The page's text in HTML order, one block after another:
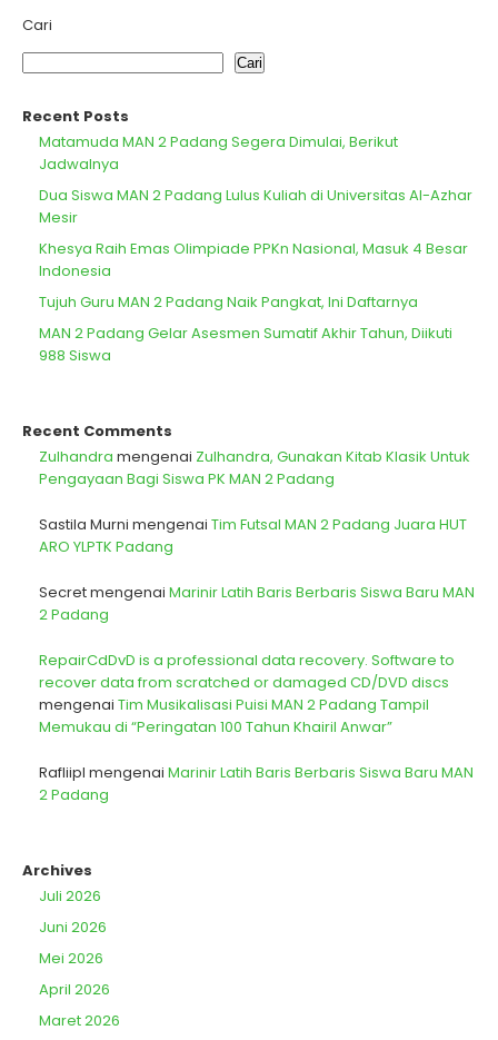
Cari
Cari
Recent Posts
Matamuda MAN 2 Padang Segera Dimulai, Berikut
Jadwalnya
Dua Siswa MAN 2 Padang Lulus Kuliah di Universitas Al-Azhar
Mesir
Khesya Raih Emas Olimpiade PPKn Nasional, Masuk 4 Besar
Indonesia
Tujuh Guru MAN 2 Padang Naik Pangkat, Ini Daftarnya
MAN 2 Padang Gelar Asesmen Sumatif Akhir Tahun, Diikuti
988 Siswa
Recent Comments
Zulhandra mengenai Zulhandra, Gunakan Kitab Klasik Untuk
Pengayaan Bagi Siswa PK MAN 2 Padang
Sastila Murni mengenai Tim Futsal MAN 2 Padang Juara HUT
ARO YLPTK Padang
Secretmengenai Marinir Latih Baris Berbaris Siswa Baru MAN
2 Padang
RepairCdDvD is a professional data recovery. Software to
recover data from scratched or damaged CD/DVD discs
mengenai Tim Musikalisasi Puisi MAN 2 Padang Tampil
Memukau di “Peringatan 100 Tahun Khairil Anwar”
Rafliipl mengenai Marinir Latih Baris Berbaris Siswa Baru MAN
2 Padang
Archives
Juli 2026
Juni 2026
Mei 2026
April 2026
Maret 2026